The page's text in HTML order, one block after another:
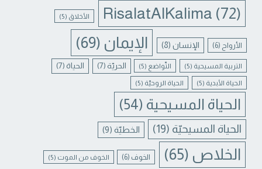
RisalatAlKalima (72) الأخلاق (5)
الأرواح (6) الإنسان(8) الإيمان (69)
التربية المسيحية (5) التّواضع (5) الحريّة (7) الحياة (7)
الحياة الأبدية (5) الحياة الروحيّة (5)
الحياة المسيحية (54)
الحياة المسيحيّة (19) الخطيّة (9)
الخلاص (65) الخوف (6) الخوف من الموت (5)